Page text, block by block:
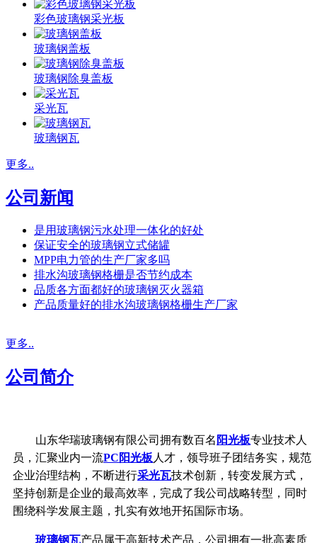
彩色玻璃钢采光板
玻璃钢盖板
玻璃钢除臭盖板
采光瓦
玻璃钢瓦
更多..
公司新闻
是用玻璃钢污水处理一体化的好处
保证安全的玻璃钢立式储罐
MPP电力管的生产厂家多吗
排水沟玻璃钢格栅是否节约成本
品质各方面都好的玻璃钢灭火器箱
产品质量好的排水沟玻璃钢格栅生产厂家
更多..
公司简介
山东华瑞玻璃钢有限公司拥有数百名 阳光板专业技术人
员，汇聚业内一流PC阳光板人才，领导班子团结务实，规范
企业治理结构，不断进行采光瓦技术创新，转变发展方式，
坚持创新是企业的最高效率，完成了我公司战略转型，同时
围绕科学发展主题，扎实有效地开拓国际市场。
玻璃钢瓦产品属于高新技术产品，公司拥有一批高素质